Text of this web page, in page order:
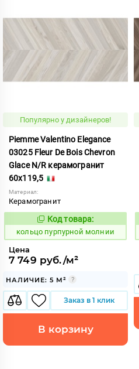
Популярно у дизайнеров!
Piemme Valentino Elegance
03025 Fleur De Bois Chevron
Glace N/R керамогранит
60x119,5
Материал:
Керамогранит
743803
Код товара:
кольцо пурпурной молнии
Цена
7 749 руб./м²
НАЛИЧИЕ: 5 М²
Заказ в 1 клик
В корзину